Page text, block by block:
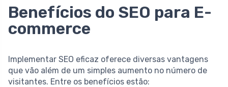
Benefícios do SEO para E-
commerce
Implementar SEO eficaz oferece diversas vantagens
que vão além de um simples aumento no número de
visitantes. Entre os benefícios estão: